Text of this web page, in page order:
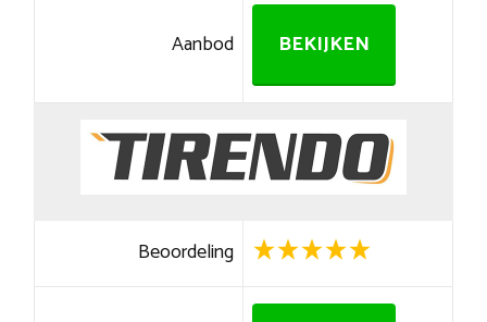
Aanbod BEKIJKEN
Beoordeling